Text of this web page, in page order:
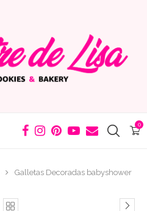
0
Galletas Decoradas babyshower